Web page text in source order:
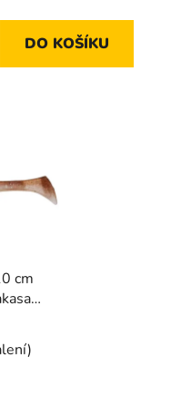
DO KOŠÍKU
cm